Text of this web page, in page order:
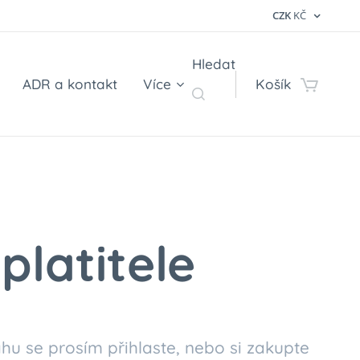
CZK KČ
ADR a kontakt Více
Hledat
Košík
se prosím přihlaste, nebo si zakupte